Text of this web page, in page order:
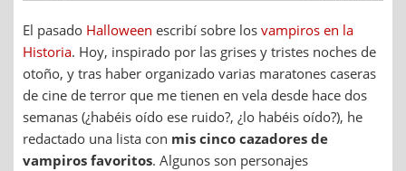
El pasado Halloween escribí sobre los vampiros en la
Historia. Hoy, inspirado por las grises y tristes noches de
otoño, y tras haber organizado varias maratones caseras
de cine de terror que me tienen en vela desde hace dos
semanas (¿habéis oído ese ruido?, ¿lo habéis oído?), he
redactado una lista con mis cinco cazadores de
vampiros favoritos. Algunos son personajes